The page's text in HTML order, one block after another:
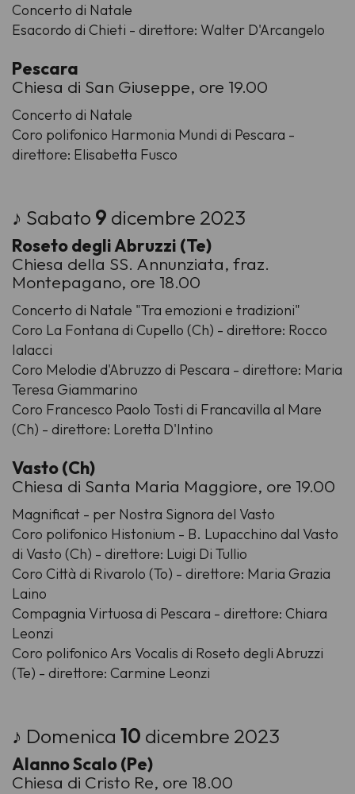
Concerto di Natale
Esacordo di Chieti - direttore: Walter D'Arcangelo
Pescara
Chiesa di San Giuseppe, ore 19.00
Concerto di Natale
Coro polifonico Harmonia Mundi di Pescara -
direttore: Elisabetta Fusco
♪ Sabato 9 dicembre 2023
Roseto degli Abruzzi (Te)
Chiesa della SS. Annunziata, fraz.
Montepagano, ore 18.00
Concerto di Natale "Tra emozioni e tradizioni"
Coro La Fontana di Cupello (Ch) - direttore: Rocco
Ialacci
Coro Melodie d'Abruzzo di Pescara - direttore: Maria
Teresa Giammarino
Coro Francesco Paolo Tosti di Francavilla al Mare
(Ch) - direttore: Loretta D'Intino
Vasto (Ch)
Chiesa di Santa Maria Maggiore, ore 19.00
Magnificat - per Nostra Signora del Vasto
Coro polifonico Histonium - B. Lupacchino dal Vasto
di Vasto (Ch) - direttore: Luigi Di Tullio
Coro Città di Rivarolo (To) - direttore: Maria Grazia
Laino
Compagnia Virtuosa di Pescara - direttore: Chiara
Leonzi
Coro polifonico Ars Vocalis di Roseto degli Abruzzi
(Te) - direttore: Carmine Leonzi
♪ Domenica 10 dicembre 2023
Alanno Scalo (Pe)
Chiesa di Cristo Re, ore 18.00